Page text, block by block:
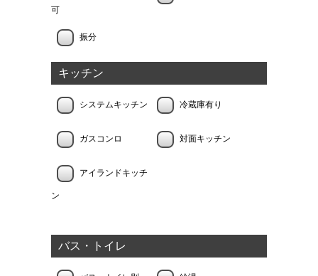
可
振分
キッチン
システムキッチン 冷蔵庫有り
ガスコンロ 対面キッチン
アイランドキッチ
ン
バス・トイレ